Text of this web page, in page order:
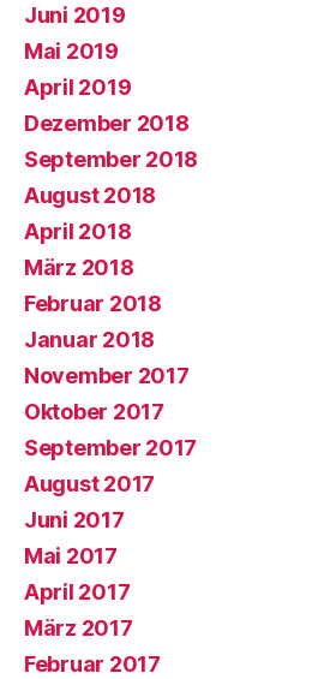
Juni 2019
Mai 2019
April 2019
Dezember 2018
September 2018
August 2018
April 2018
März 2018
Februar 2018
Januar 2018
November 2017
Oktober 2017
September 2017
August 2017
Juni 2017
Mai 2017
April 2017
März 2017
Februar 2017